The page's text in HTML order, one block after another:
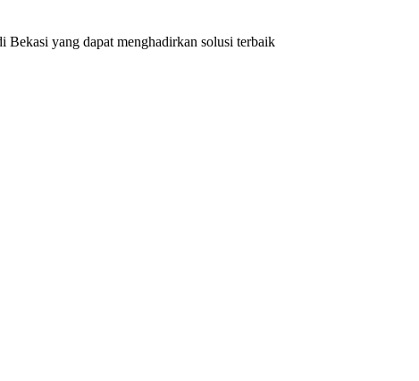
Bekasi yang dapat menghadirkan solusi terbaik